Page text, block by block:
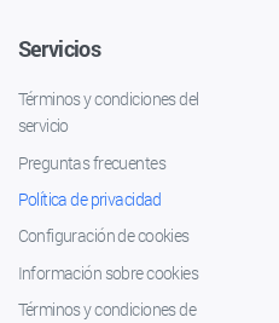
Servicios
Términos y condiciones del
servicio
Preguntas frecuentes
Política de privacidad
Configuración de cookies
Información sobre cookies
Términos y condiciones de